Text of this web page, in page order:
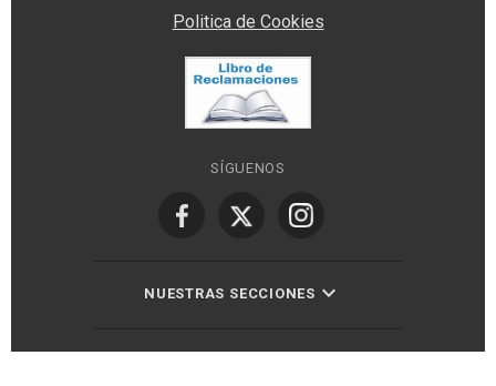
Politica de Cookies
SÍGUENOS
NUESTRAS SECCIONES